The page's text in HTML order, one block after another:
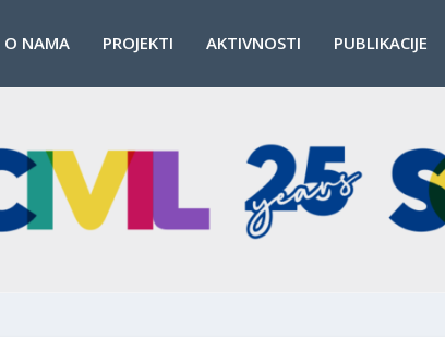
O NAMA PROJEKTI AKTIVNOSTI PUBLIKACIJE